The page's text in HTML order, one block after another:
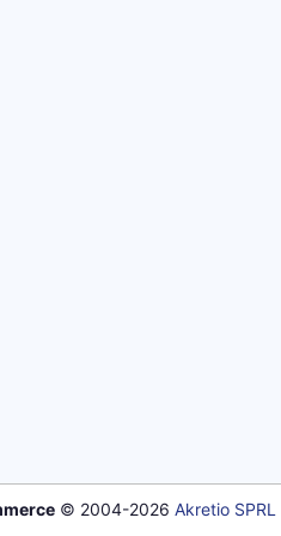
© 2004-2026 Akretio SPRL